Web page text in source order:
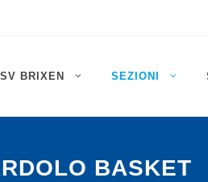
BRIXEN SEZIONI
BASKET